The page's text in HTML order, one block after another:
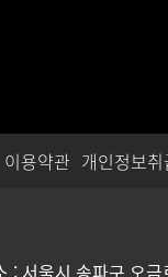
이용약관 개인정보